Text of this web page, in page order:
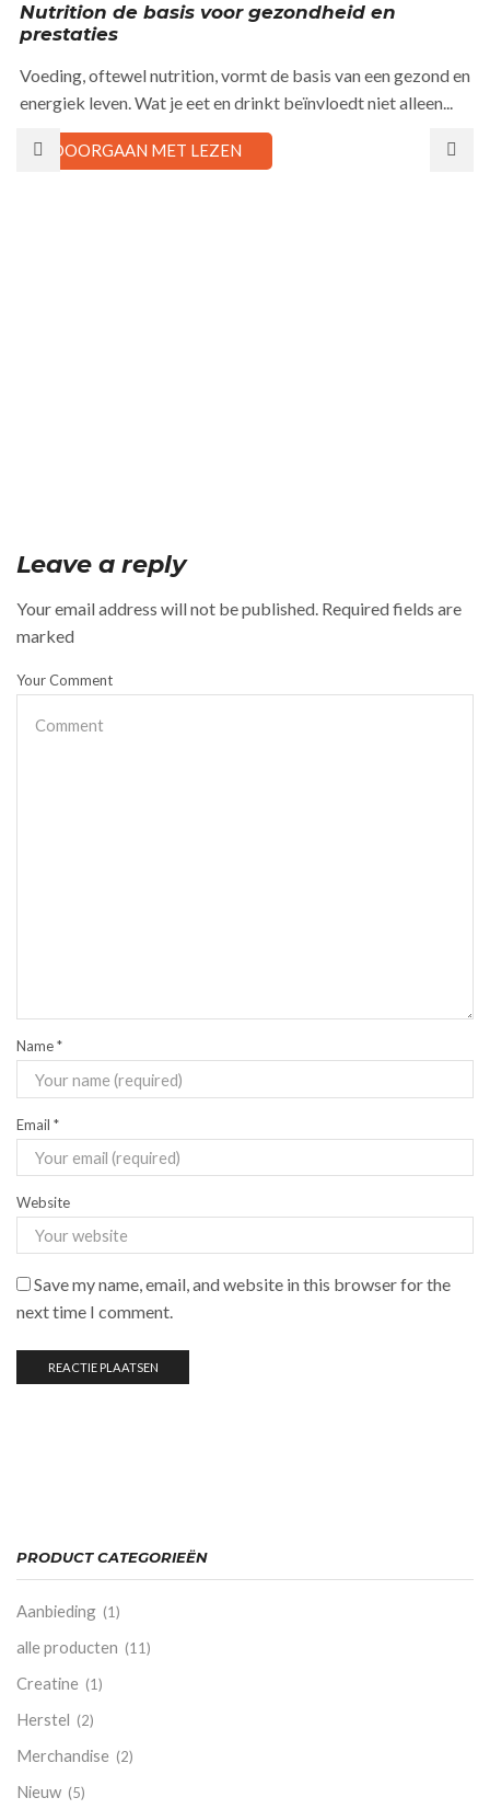
Nutrition de basis voor gezondheid en
prestaties
Voeding, oftewel nutrition, vormt de basis van een gezond en
energiek leven. Wat je eet en drinkt beïnvloedt niet alleen...
DOORGAAN MET LEZEN
Leave a reply
Your email address will not be published. Required fields are
marked
Your Comment
Name*
Email *
Website
Save my name, email, and website in this browser for the
next time I comment.
PRODUCT CATEGORIEËN
Aanbieding (1)
alle producten (11)
Creatine (1)
Herstel (2)
Merchandise (2)
Nieuw (5)